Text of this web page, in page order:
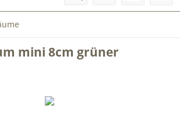
mini 8cm grüner